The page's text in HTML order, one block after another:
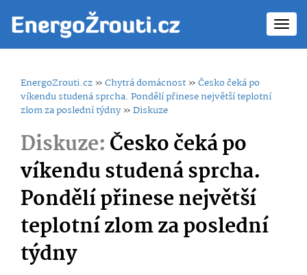
EnergoZrouti.cz»Chytrá domácnost»Česko čeká po
víkendu studená sprcha. Pondělí přinese největší teplotní
zlom za poslední týdny»Diskuze
Diskuze:Česko čeká po
víkendu studená sprcha.
Pondělí přinese největší
teplotní zlom za poslední
týdny